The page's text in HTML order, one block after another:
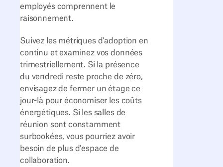
employés comprennent le
raisonnement.
Suivez les métriques d'adoption en
continu et examinez vos données
trimestriellement. Si la présence
du vendredi reste proche de zéro,
envisagez de fermer un étage ce
jour-là pour économiser les coûts
énergétiques. Si les salles de
réunion sont constamment
surbookées, vous pourriez avoir
besoin de plus d'espace de
collaboration.